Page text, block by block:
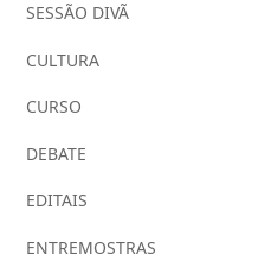
SESSÃO DIVÃ
CULTURA
CURSO
DEBATE
EDITAIS
ENTREMOSTRAS